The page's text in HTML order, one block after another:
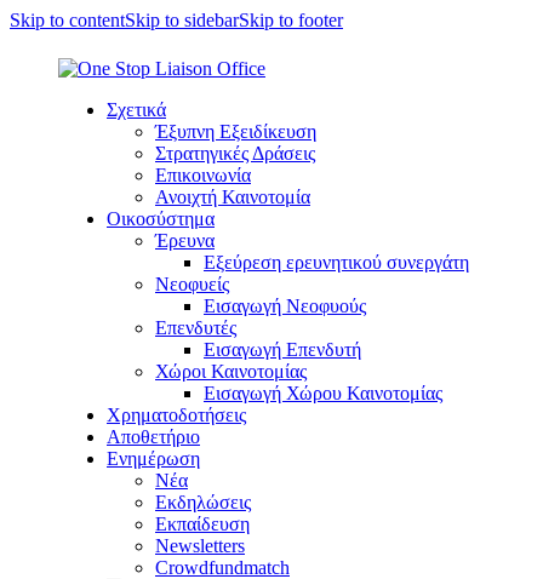
Skip to contentSkip to sidebarSkip to footer
Σχετικά
Έξυπνη Εξειδίκευση
Στρατηγικές Δράσεις
Επικοινωνία
Ανοιχτή Καινοτομία
Οικοσύστημα
Έρευνα
Εξεύρεση ερευνητικού συνεργάτη
Νεοφυείς
Εισαγωγή Νεοφυούς
Επενδυτές
Εισαγωγή Επενδυτή
Χώροι Καινοτομίας
Εισαγωγή Χώρου Καινοτομίας
Χρηματοδοτήσεις
Αποθετήριο
Ενημέρωση
Νέα
Εκδηλώσεις
Εκπαίδευση
Newsletters
Crowdfundmatch